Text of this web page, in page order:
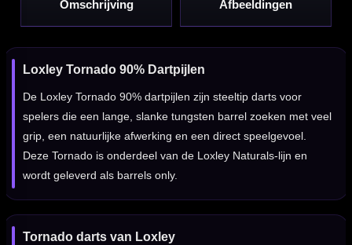
Omschrijving Afbeeldingen
Loxley Tornado 90% Dartpijlen
De Loxley Tornado 90% dartpijlen zijn steeltip darts voor
spelers die een lange, slanke tungsten barrel zoeken met veel
grip, een natuurlijke afwerking en een direct speelgevoel.
Deze Tornado is onderdeel van de Loxley Naturals-lijn en
wordt geleverd als barrels only.
Tornado darts van Loxley